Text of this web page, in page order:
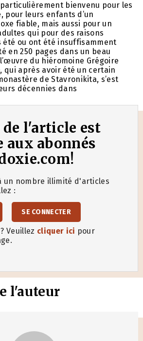
bienvenu pour les
pour leurs enfants d’un
fiable, mais aussi pour un
qui pour des raisons
été ou ont été insuffisamment
en 250 pages dans un beau
du hiéromoine Grégoire
qui après avoir été un certain
de Stavronikita, s’est
décennies dans
de l'article est
aux abonnés
un nombre illimité d'articles
:
SE CONNECTER
Veuillez cliquer ici pour
l'auteur